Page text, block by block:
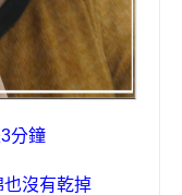
3分鐘
也沒有乾掉